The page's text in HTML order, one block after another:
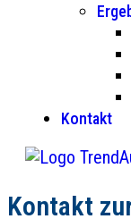
Kontakt
Kontakt